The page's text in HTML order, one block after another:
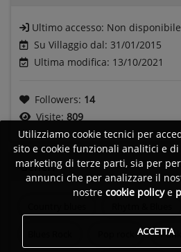
Ultimo accesso: Non disponibile
Su Villaggio dal: 31/01/2015
Ultima modifica: 13/10/2021
Followers: 14
Visite: 809
Generi
Punk
Utilizziamo cookie tecnici per
sito e cookie funzionali analitici e
marketing di terze parti, sia per
annunci che per analizzare il
nostre cookie policye
ACCETTA